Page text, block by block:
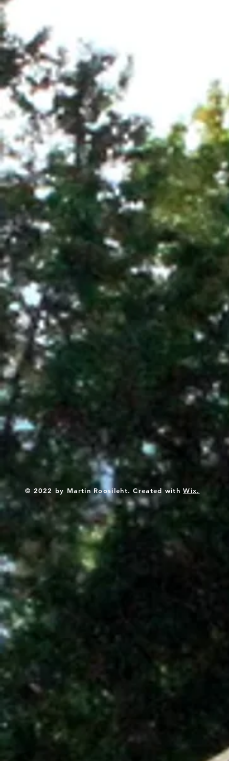
© 2022 by Martin Roosileht. Created withWix.